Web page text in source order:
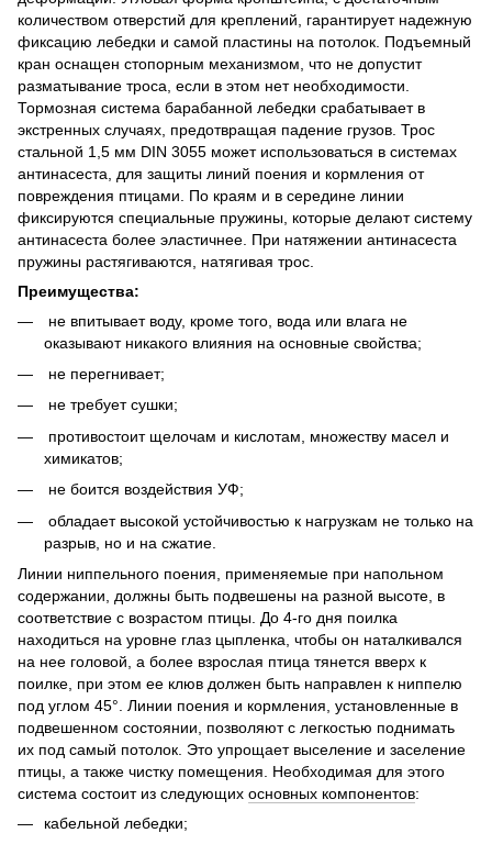
количеством отверстий для креплений, гарантирует надежную
фиксацию лебедки и самой пластины на потолок. Подъемный
кран оснащен стопорным механизмом, что не допустит
разматывание троса, если в этом нет необходимости.
Тормозная система барабанной лебедки срабатывает в
экстренных случаях, предотвращая падение грузов. Трос
стальной 1,5 мм DIN 3055 может использоваться в системах
антинасеста, для защиты линий поения и кормления от
повреждения птицами. По краям и в середине линии
фиксируются специальные пружины, которые делают систему
антинасеста более эластичнее. При натяжении антинасеста
пружины растягиваются, натягивая трос.
Преимущества:
не впитывает воду, кроме того, вода или влага не
оказывают никакого влияния на основные свойства;
не перегнивает;
не требует сушки;
противостоит щелочам и кислотам, множеству масел и
химикатов;
не боится воздействия УФ;
обладает высокой устойчивостью к нагрузкам не только на
разрыв, но и на сжатие.
Линии ниппельного поения, применяемые при напольном
содержании, должны быть подвешены на разной высоте, в
соответствие с возрастом птицы. До 4-го дня поилка
находиться на уровне глаз цыпленка, чтобы он наталкивался
на нее головой, а более взрослая птица тянется вверх к
поилке, при этом ее клюв должен быть направлен к ниппелю
под углом 45°. Линии поения и кормления, установленные в
подвешенном состоянии, позволяют с легкостью поднимать
их под самый потолок. Это упрощает выселение и заселение
птицы, а также чистку помещения. Необходимая для этого
система состоит из следующих основных компонентов:
кабельной лебедки;